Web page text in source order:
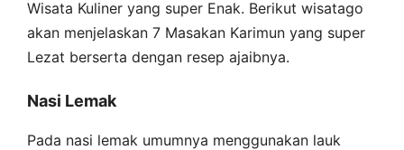
Wisata Kuliner yang super Enak. Berikut wisatago
akan menjelaskan 7 Masakan Karimun yang super
Lezat berserta dengan resep ajaibnya.
Nasi Lemak
Pada nasi lemak umumnya menggunakan lauk